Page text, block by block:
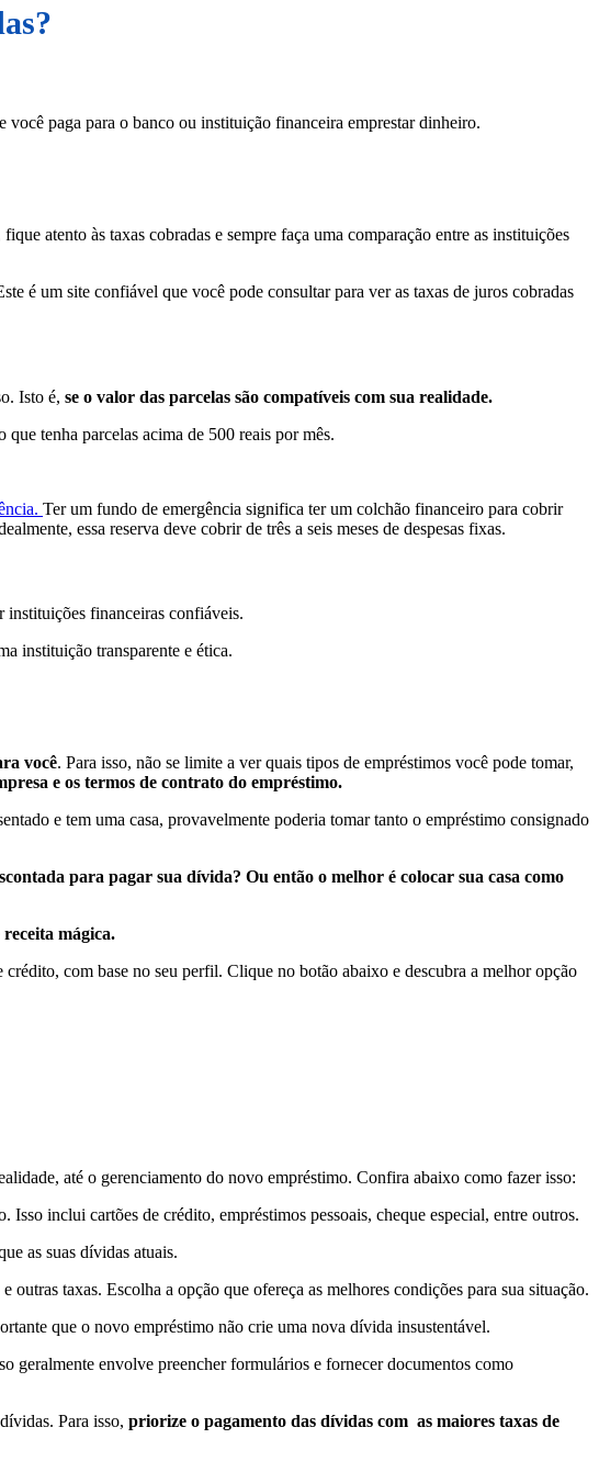
paga para o banco ou instituição financeira emprestar dinheiro.
atento às taxas cobradas e sempre faça uma comparação entre as instituições
é um site confiável que você pode consultar para ver as taxas de juros cobradas
Isto é, se o valor das parcelas são compatíveis com sua realidade.
tenha parcelas acima de 500 reais por mês.
Ter um fundo de emergência significa ter um colchão financeiro para cobrir
essa reserva deve cobrir de três a seis meses de despesas fixas.
instituições financeiras confiáveis.
instituição transparente e ética.
você. Para isso, não se limite a ver quais tipos de empréstimos você pode tomar,
e os termos de contrato do empréstimo.
e tem uma casa, provavelmente poderia tomar tanto o empréstimo consignado
para pagar sua dívida? Ou então o melhor é colocar sua casa como
receita mágica.
com base no seu perfil. Clique no botão abaixo e descubra a melhor opção
até o gerenciamento do novo empréstimo. Confira abaixo como fazer isso:
Isso inclui cartões de crédito, empréstimos pessoais, cheque especial, entre outros.
as suas dívidas atuais.
taxas. Escolha a opção que ofereça as melhores condições para sua situação.
que o novo empréstimo não crie uma nova dívida insustentável.
geralmente envolve preencher formulários e fornecer documentos como
Para isso, priorize o pagamento das dívidas com as maiores taxas de